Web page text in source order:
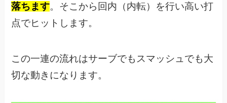
落ちます。そこから回内（内転）を行い高い打
点でヒットします。
この一連の流れはサーブでもスマッシュでも大
切な動きになります。